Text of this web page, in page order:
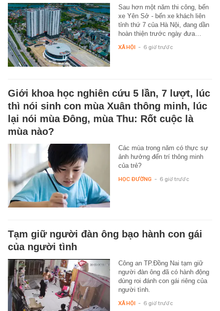
Sau hơn một năm thi công, bến
xe Yên Sở - bến xe khách liên
tỉnh thứ 7 của Hà Nội, đang dần
hoàn thiện trước ngày đưa…
XÃ HỘI - 6 giờ trước
Giới khoa học nghiên cứu 5 lần, 7 lượt, lúc
thì nói sinh con mùa Xuân thông minh, lúc
lại nói mùa Đông, mùa Thu: Rốt cuộc là
mùa nào?
Các mùa trong năm có thực sự
ảnh hưởng đến trí thông minh
của trẻ?
HỌC ĐƯỜNG - 6 giờ trước
Tạm giữ người đàn ông bạo hành con gái
của người tình
Công an TP.Đồng Nai tạm giữ
người đàn ông đã có hành động
dùng roi đánh con gái riêng của
người tình.
XÃ HỘI - 6 giờ trước